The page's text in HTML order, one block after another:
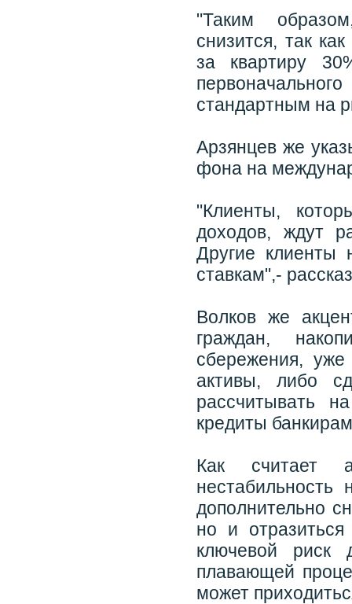
"Таким
снизится, так
за квартиру
стандартным на
Арзянцев же
фона на
"Клиенты,
доходов, ждут
Другие клиенты
ставкам",-
Волков же
граждан,
сбережения,
активы, либо
рассчитывать
кредиты
Как считает
дополнительно
но и
ключевой
плавающей
может